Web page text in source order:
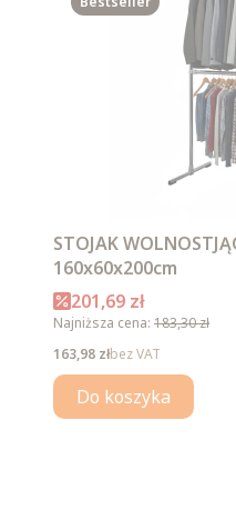
STOJAK
160x60x200cm
Cena promocyjna
201,69 zł
Najniższa cena: 183,30 zł
Cena
163,98 złbez VAT
Do koszyka